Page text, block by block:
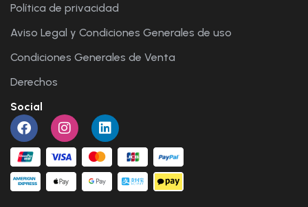
Política de privacidad
Aviso Legal y Condiciones Generales de uso
Condiciones Generales de Venta
Derechos
Social